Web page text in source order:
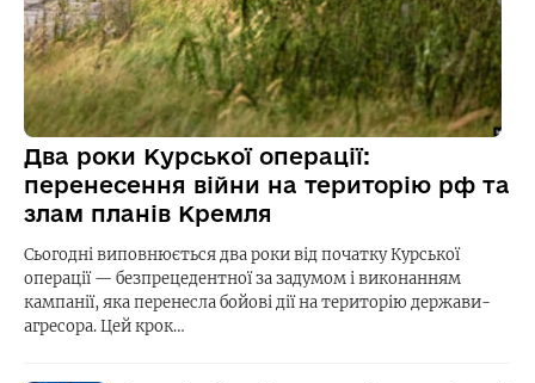
Два роки Курської операції:
перенесення війни на територію рф та
злам планів Кремля
Сьогодні виповнюється два роки від початку Курської
операції — безпрецедентної за задумом і виконанням
кампанії, яка перенесла бойові дії на територію держави-
агресора. Цей крок…